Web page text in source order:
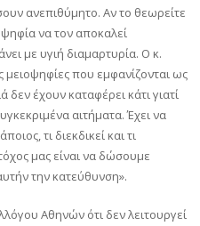
ανεπιθύμητο. Αν το θεωρείτε
να τον αποκαλεί
με υγιή διαμαρτυρία. Ο κ.
μειοψηφίες που εμφανίζονται ως
έχουν καταφέρει κάτι γιατί
αιτήματα. Έχει να
τι διεκδικεί και τι
μας είναι να δώσουμε
την κατεύθυνση».
Αθηνών ότι δεν λειτουργεί